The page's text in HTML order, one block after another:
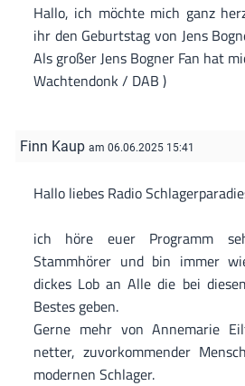
Hallo, ich möchte mich ganz
ihr den Geburtstag von Jens
Als großer Jens Bogner Fan hat
Wachtendonk / DAB )
Finn Kaup am 06.06.2025 15:41
Hallo liebes Radio
ich höre euer Programm
Stammhörer und bin immer
dickes Lob an Alle die bei
Bestes geben.
Gerne mehr von Annemarie
netter, zuvorkommender
modernen Schlager.